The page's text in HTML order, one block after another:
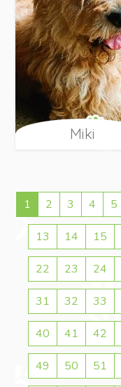
Miki
1 2 3 4 5
13 14 15
22 23 24
31 32 33
40 41 42
49 50 51